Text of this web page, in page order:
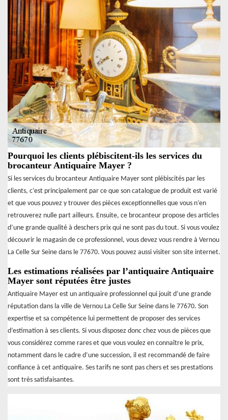
Pourquoi les clients plébiscitent-ils les services du
brocanteur Antiquaire Mayer ?
Si les services du brocanteur Antiquaire Mayer sont plébiscités par les
clients, c’est principalement par ce que son catalogue de produit est varié
et que vous pouvez y trouver des pièces exceptionnelles que vous n’en
retrouverez nulle part ailleurs. Ensuite, ce brocanteur propose des articles
d’une grande qualité à deschers prix qui ne sont pas du tout. Si vous voulez
découvrir le magasin de ce professionnel, vous devez vous rendre à Vernou
La Celle Sur Seine dans le 77670. Vous pouvez aussi visiter son site internet.
Les estimations réalisées par l’antiquaire Antiquaire
Mayer sont réputées être justes
Antiquaire Mayer est un antiquaire professionnel qui jouit d’une grande
réputation dans la ville de Vernou La Celle Sur Seine dans le 77670. Son
expertise et sa compétence lui permettent de proposer des services
d’estimation à ses clients. Si vous disposez donc chez vous de pièces que
vous considérez comme rares et que vous voulez en connaître le prix,
notamment dans le cadre d’une succession, il est recommandé de faire
confiance à cet antiquaire. Ses tarifs ne sont pas chers et ses prestations
sont très satisfaisantes.